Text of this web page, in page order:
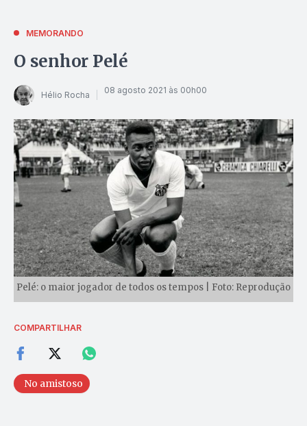
MEMORANDO
O senhor Pelé
Hélio Rocha 08 agosto 2021 às 00h00
Pelé: o maior jogador de todos os tempos | Foto: Reprodução
COMPARTILHAR
No amistoso